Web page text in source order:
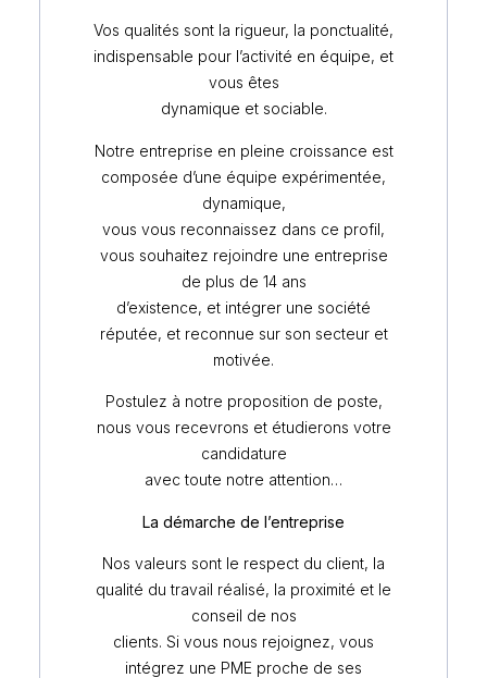
Vos qualités sont la rigueur, la ponctualité,
indispensable pour l’activité en équipe, et
vous êtes
dynamique et sociable.
Notre entreprise en pleine croissance est
composée d’une équipe expérimentée,
dynamique,
vous vous reconnaissez dans ce profil,
vous souhaitez rejoindre une entreprise
de plus de 14 ans
d’existence, et intégrer une société
réputée, et reconnue sur son secteur et
motivée.
Postulez à notre proposition de poste,
nous vous recevrons et étudierons votre
candidature
avec toute notre attention…
La démarche de l’entreprise
Nos valeurs sont le respect du client, la
qualité du travail réalisé, la proximité et le
conseil de nos
clients. Si vous nous rejoignez, vous
intégrez une PME proche de ses